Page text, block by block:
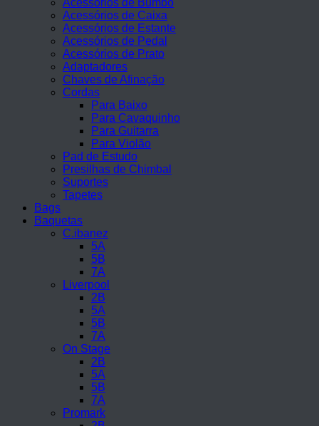
Acessórios de Bumbo
Acessórios de Caixa
Acessórios de Estante
Acessórios de Pedal
Acessórios de Prato
Adaptadores
Chaves de Afinação
Cordas
Para Baixo
Para Cavaquinho
Para Guitarra
Para Violão
Pad de Estudo
Presilhas de Chimbal
Suportes
Tapetes
Bags
Baquetas
C.ibanez
5A
5B
7A
Liverpool
2B
5A
5B
7A
On Stage
2B
5A
5B
7A
Promark